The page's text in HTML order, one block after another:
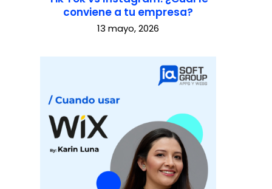
conviene a tu empresa?
13 mayo, 2026